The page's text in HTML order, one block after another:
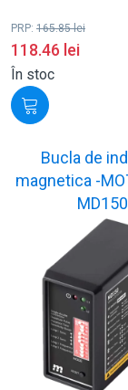
PRP: 165.85lei
118.46 lei
În stoc
Bucla de
magnetica -
MD150